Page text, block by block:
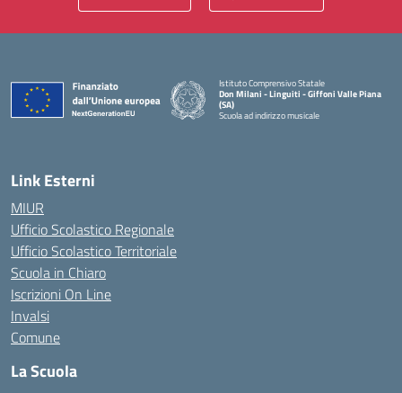
Istituto Comprensivo Statale
Don Milani - Linguiti - Giffoni Valle Piana
(SA)
Scuola ad indirizzo musicale
Link Esterni
MIUR
Ufficio Scolastico Regionale
Ufficio Scolastico Territoriale
Scuola in Chiaro
Iscrizioni On Line
Invalsi
Comune
La Scuola